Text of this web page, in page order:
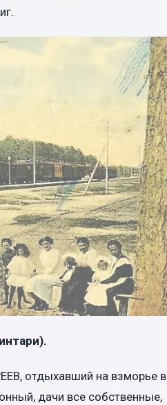
отдыхавший на взморье в
дачи все собственные,